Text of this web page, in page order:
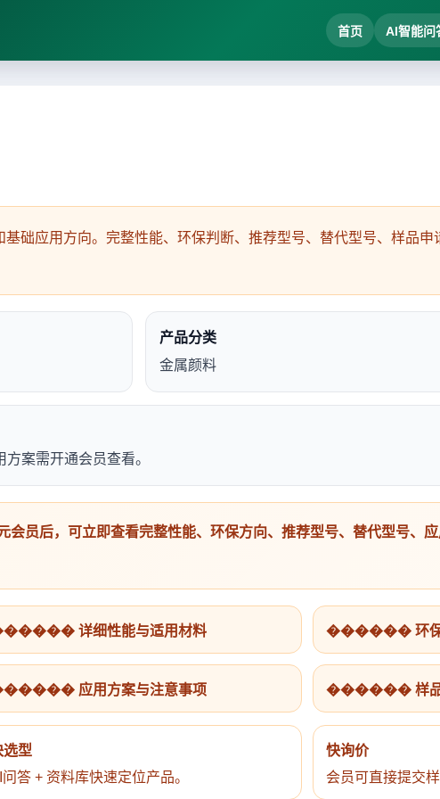
首页 AI智能问
础应用方向。完整性能、环保判断、推荐型号、替代型号、样品
产品分类
金属颜料
案需开通会员查看。
员后，可立即查看完整性能、环保方向、推荐型号、替代型号、
详细性能与适用材料 ������ 环保
应用方案与注意事项 ������ 样品
选型
问答 + 资料库快速定位产品。
快询价
会员可直接提交